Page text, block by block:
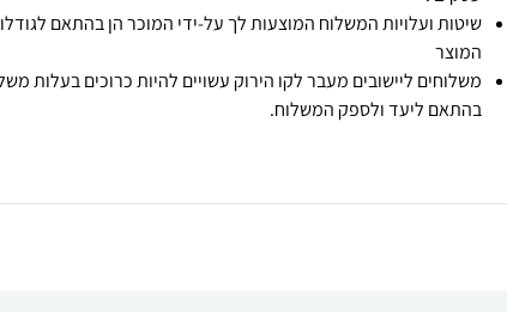
שיטות ועלויות המשלוח המוצעות לך על-ידי המוכר הן בהתאם לגודלו
המוצר
משלוחים ליישובים מעבר לקו הירוק עשויים להיות כרוכים בעלות
בהתאם ליעד ולספק המשלוח.